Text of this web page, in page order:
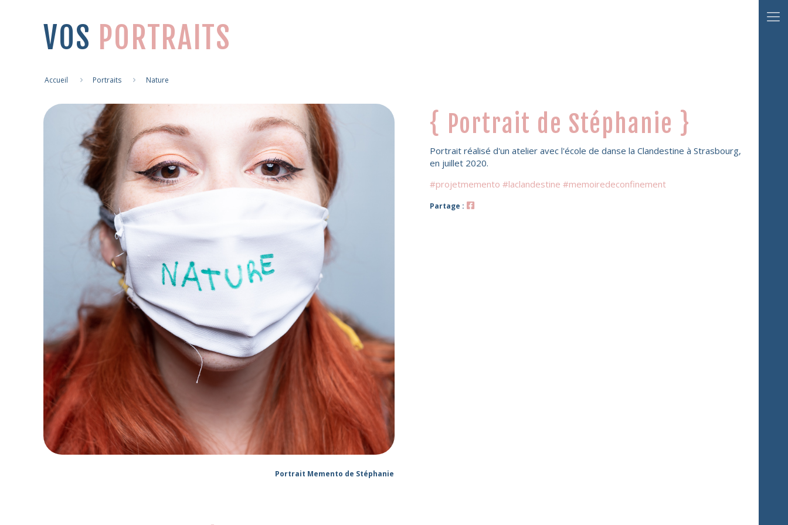
VOS PORTRAITS
Accueil Portraits Nature
Portrait Memento de Stéphanie
{ Portrait de Stéphanie }
Portrait réalisé d'un atelier avec l'école de danse la Clandestine à Strasbourg,
en juillet 2020.
#projetmemento #laclandestine #memoiredeconfinement
Partage :